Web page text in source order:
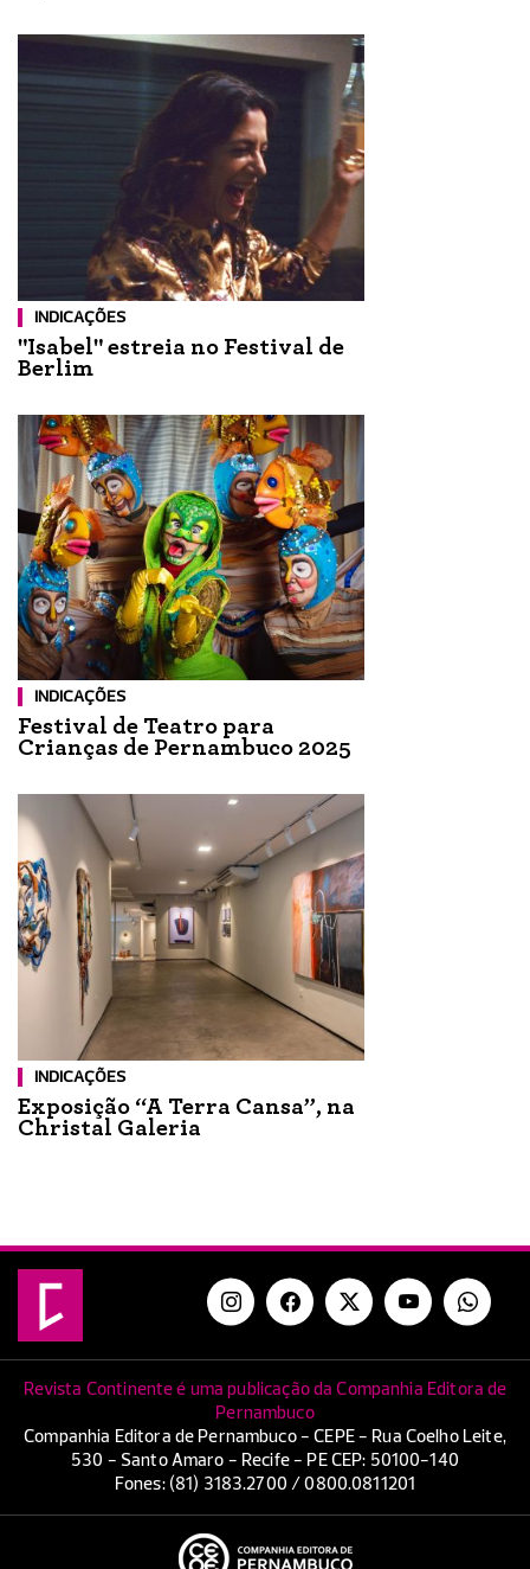
INDICAÇÕES
"Isabel" estreia no Festival de
Berlim
INDICAÇÕES
Festival de Teatro para
Crianças de Pernambuco 2025
INDICAÇÕES
Exposição “A Terra Cansa”, na
Christal Galeria
Revista Continente é uma publicação da Companhia Editora de
Pernambuco
Companhia Editora de Pernambuco - CEPE - Rua Coelho Leite,
530 - Santo Amaro - Recife - PE CEP: 50100-140
Fones: (81) 3183.2700 / 0800.0811201